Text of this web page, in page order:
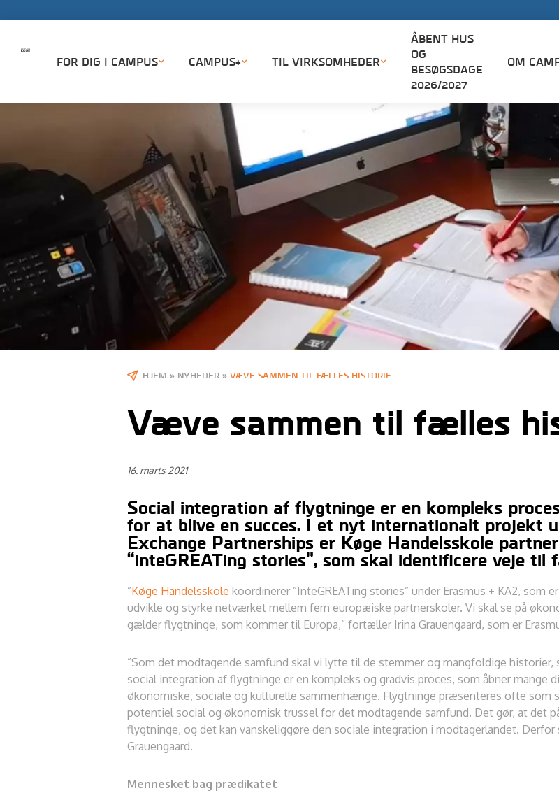
FOR DIG I CAMPUS CAMPUS+ TIL VIRKSOMHEDER
ÅBENT HUS
OG
BESØGSDAGE
2026/2027
OM
HJEM » NYHEDER » VÆVE SAMMEN TIL FÆLLES HISTORIE
Væve sammen til fælles
16. marts 2021
Social integration af flygtninge er en kompleks
for at blive en succes. I et nyt internationalt projekt
Exchange Partnerships er Køge Handelsskole
“inteGREATing stories”, som skal identificere veje til
”Køge Handelsskole koordinerer ”InteGREATing stories” under Erasmus + KA2,
udvikle og styrke netværket mellem fem europæiske partnerskoler. Vi skal se på
gælder flygtninge, som kommer til Europa,” fortæller Irina Grauengaard, som er
”Som det modtagende samfund skal vi lytte til de stemmer og mangfoldige
social integration af flygtninge er en kompleks og gradvis proces, som åbner mange
økonomiske, sociale og kulturelle sammenhænge. Flygtninge præsenteres ofte som
potentiel social og økonomisk trussel for det modtagende samfund. Det gør, at det
flygtninge, og det kan vanskeliggøre den sociale integration i modtagerlandet. Derfor
Grauengaard.
Mennesket bag prædikatet